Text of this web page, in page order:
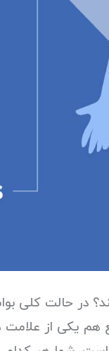
در حالت کلی
یکی از علامت